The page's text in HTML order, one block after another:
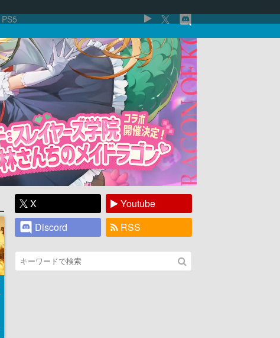
PS5
X
Youtube
Discord
RSS